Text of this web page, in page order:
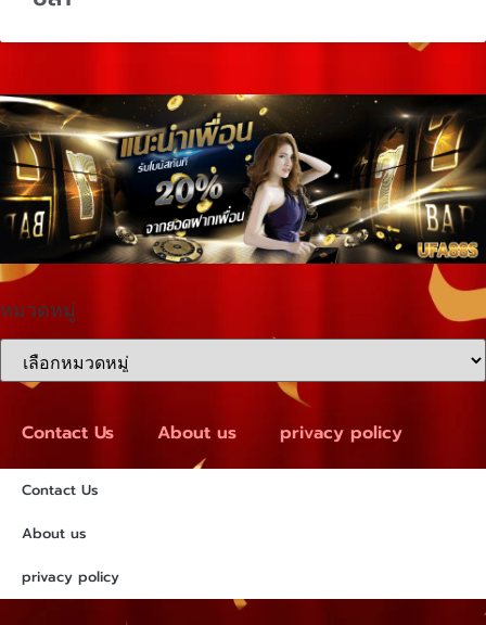
หมวดหมู่
Contact Us About us privacy policy
Contact Us
About us
privacy policy